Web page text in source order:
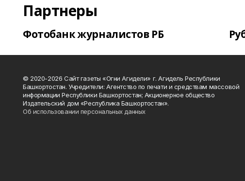
Партнеры
Фотобанк журналистов РБ
© 2020-2026 Сайт газеты «Огни Агидели» г. Агидель Республики
Башкортостан. Учредители: Агентство по печати и средствам массовой
информации Республики Башкортостан; Акционерное общество
Издательский дом «Республика Башкортостан».
Об использовании персональных данных